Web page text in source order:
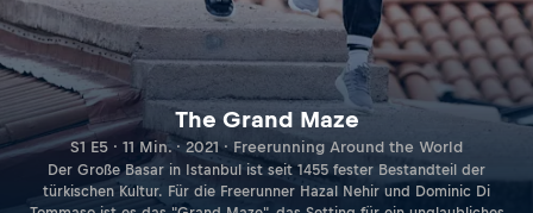
The Grand Maze
S1 E5 · 11 Min. · 2021 · Freerunning Around the World
Der Große Basar in Istanbul ist seit 1455 fester Bestandteil der
türkischen Kultur. Für die Freerunner Hazal Nehir und Dominic Di